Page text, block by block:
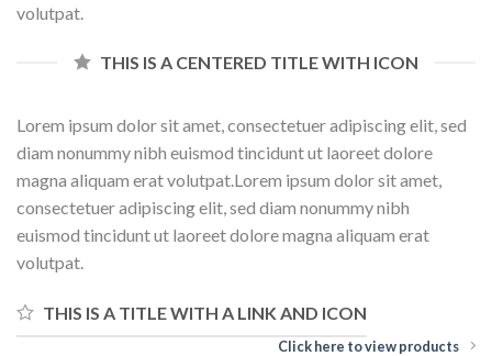
volutpat.
THIS IS A CENTERED TITLE WITH ICON
Lorem ipsum dolor sit amet, consectetuer adipiscing elit, sed
diam nonummy nibh euismod tincidunt ut laoreet dolore
magna aliquam erat volutpat.Lorem ipsum dolor sit amet,
consectetuer adipiscing elit, sed diam nonummy nibh
euismod tincidunt ut laoreet dolore magna aliquam erat
volutpat.
THIS IS A TITLE WITH A LINK AND ICON
Click here to view products